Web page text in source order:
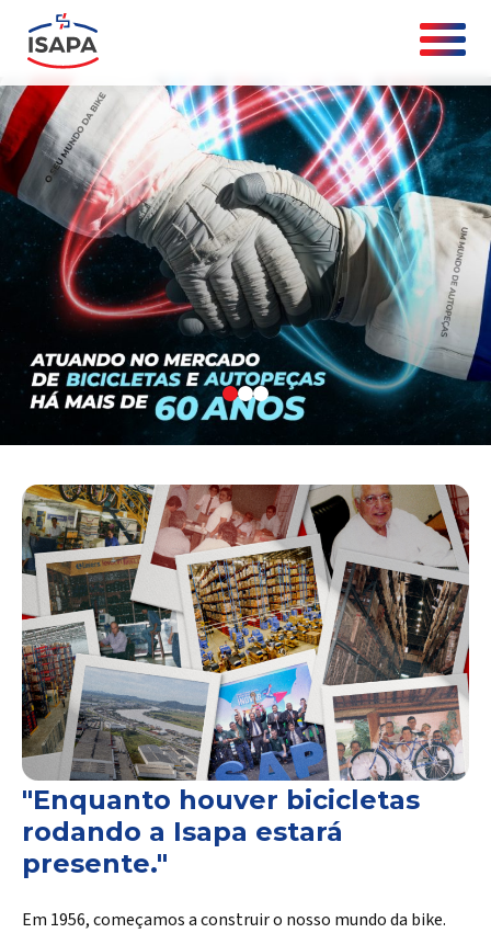
"Enquanto houver bicicletas
rodando a Isapa estará
presente."
Em 1956, começamos a construir o nosso mundo da bike.